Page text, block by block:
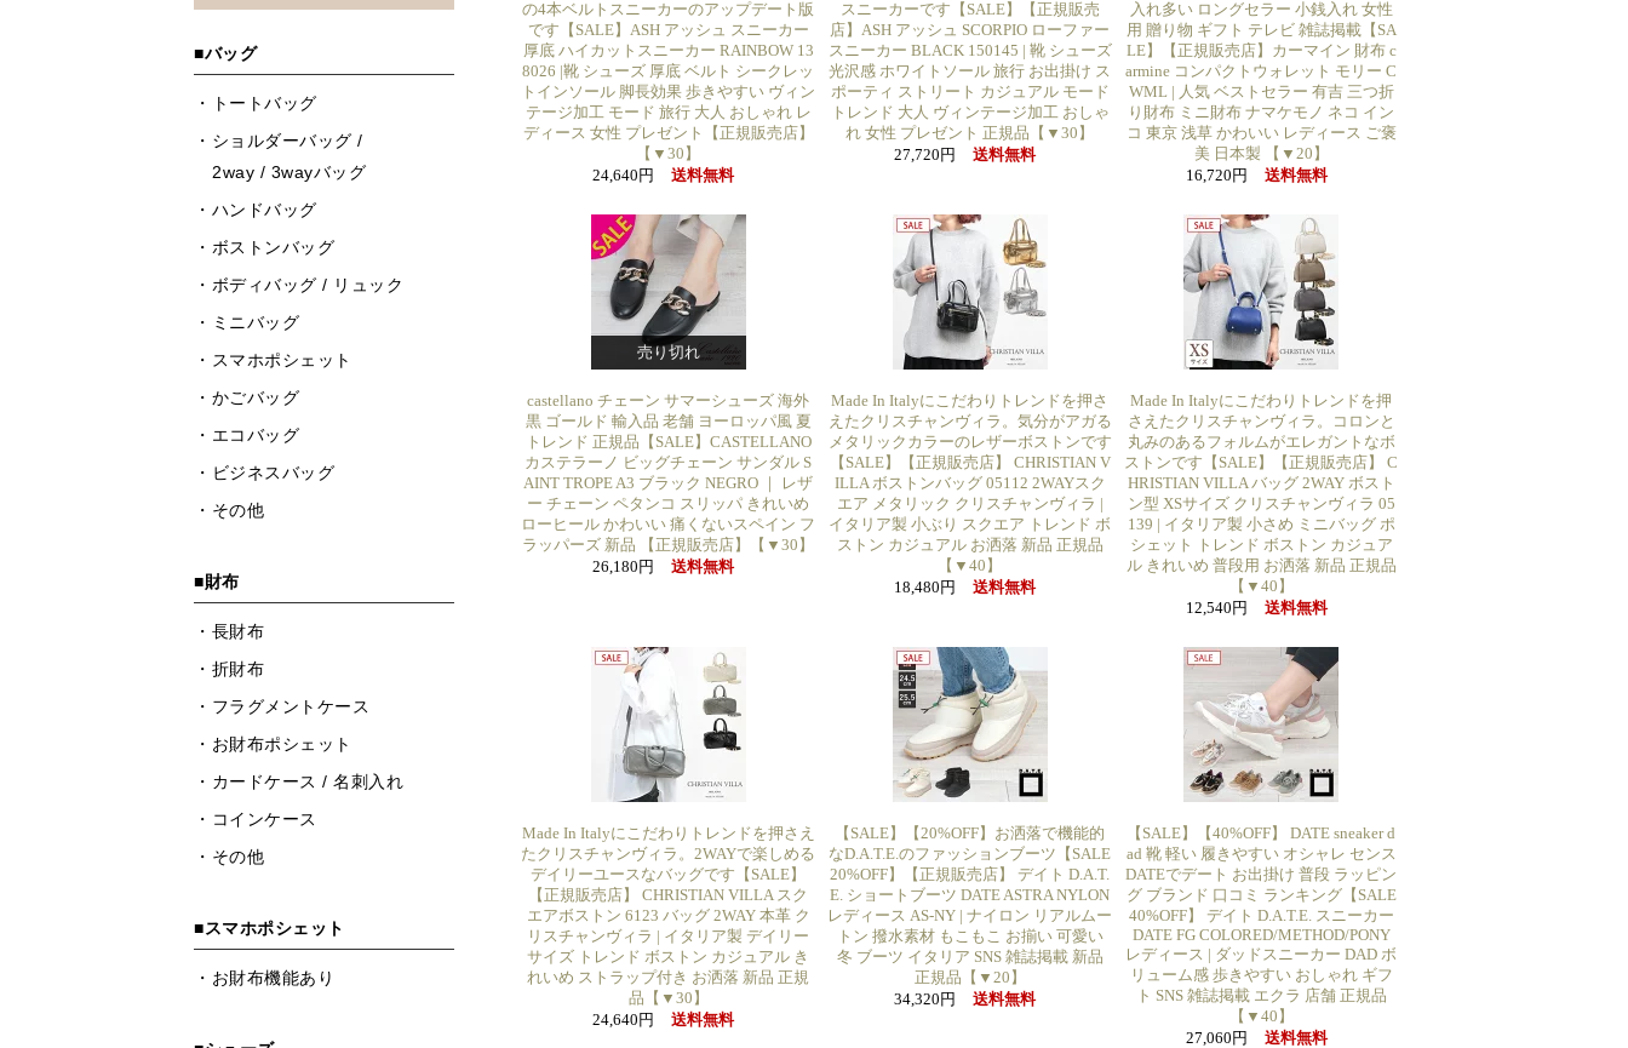
の4本ベルトスニーカーのアップデート版
です【SALE】ASH アッシュ スニーカー
厚底 ハイカットスニーカー RAINBOW 13
8026 |靴 シューズ 厚底 ベルト シークレッ
トインソール 脚長効果 歩きやすい ヴィン
テージ加工 モード 旅行 大人 おしゃれ レ
ディース 女性 プレゼント【正規販売店】
【▼30】
24,640円
送料無料
スニーカーです【SALE】【正規販売
店】ASH アッシュ SCORPIO ローファー
スニーカー BLACK 150145 | 靴 シューズ
光沢感 ホワイトソール 旅行 お出掛け ス
ポーティ ストリート カジュアル モード
トレンド 大人 ヴィンテージ加工 おしゃ
れ 女性 プレゼント 正規品【▼30】
27,720円
送料無料
入れ多い ロングセラー 小銭入れ 女性
用 贈り物 ギフト テレビ 雑誌掲載【SA
LE】【正規販売店】カーマイン 財布 c
armine コンパクトウォレット モリー C
WML | 人気 ベストセラー 有吉 三つ折
り財布 ミニ財布 ナマケモノ ネコ イン
コ 東京 浅草 かわいい レディース ご褒
美 日本製 【▼20】
16,720円
送料無料
売り切れ
castellano チェーン サマーシューズ 海外
黒 ゴールド 輸入品 老舗 ヨーロッパ風 夏
トレンド 正規品【SALE】CASTELLANO
カステラーノ ビッグチェーン サンダル S
AINT TROPE A3 ブラック NEGRO ｜ レザ
ー チェーン ペタンコ スリッパ きれいめ
ローヒール かわいい 痛くないスペイン フ
ラッパーズ 新品 【正規販売店】【▼30】
26,180円
送料無料
Made In Italyにこだわりトレンドを押さ
えたクリスチャンヴィラ。気分がアガる
メタリックカラーのレザーボストンです
【SALE】【正規販売店】 CHRISTIAN V
ILLA ボストンバッグ 05112 2WAYスク
エア メタリック クリスチャンヴィラ |
イタリア製 小ぶり スクエア トレンド ボ
ストン カジュアル お洒落 新品 正規品
【▼40】
18,480円
送料無料
Made In Italyにこだわりトレンドを押
さえたクリスチャンヴィラ。コロンと
丸みのあるフォルムがエレガントなボ
ストンです【SALE】【正規販売店】 C
HRISTIAN VILLA バッグ 2WAY ボスト
ン型 XSサイズ クリスチャンヴィラ 05
139 | イタリア製 小さめ ミニバッグ ポ
シェット トレンド ボストン カジュア
ル きれいめ 普段用 お洒落 新品 正規品
【▼40】
12,540円
送料無料
Made In Italyにこだわりトレンドを押さえ
たクリスチャンヴィラ。2WAYで楽しめる
デイリーユースなバッグです【SALE】
【正規販売店】 CHRISTIAN VILLA スク
エアボストン 6123 バッグ 2WAY 本革 ク
リスチャンヴィラ | イタリア製 デイリー
サイズ トレンド ボストン カジュアル き
れいめ ストラップ付き お洒落 新品 正規
品【▼30】
24,640円
送料無料
【SALE】【20%OFF】お洒落で機能的
なD.A.T.E.のファッションブーツ【SALE
20%OFF】【正規販売店】 デイト D.A.T.
E. ショートブーツ DATE ASTRA NYLON
レディース AS-NY | ナイロン リアルムー
トン 撥水素材 もこもこ お揃い 可愛い
冬 ブーツ イタリア SNS 雑誌掲載 新品
正規品【▼20】
34,320円
送料無料
【SALE】【40%OFF】 DATE sneaker d
ad 靴 軽い 履きやすい オシャレ センス
DATEでデート お出掛け 普段 ラッピン
グ ブランド 口コミ ランキング【SALE
40%OFF】 デイト D.A.T.E. スニーカー
DATE FG COLORED/METHOD/PONY
レディース | ダッドスニーカー DAD ボ
リューム感 歩きやすい おしゃれ ギフ
ト SNS 雑誌掲載 エクラ 店舗 正規品
【▼40】
27,060円
送料無料